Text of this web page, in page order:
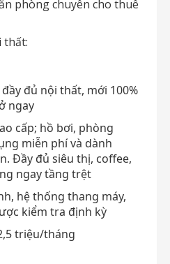
phòng chuyên cho thuê
thất:
đủ nội thất, mới 100%
ngay
cấp; hồ bơi, phòng
miễn phí và dành
Đầy đủ siêu thị, coffee,
ngay tầng trệt
hệ thống thang máy,
kiểm tra định kỳ
triệu/tháng